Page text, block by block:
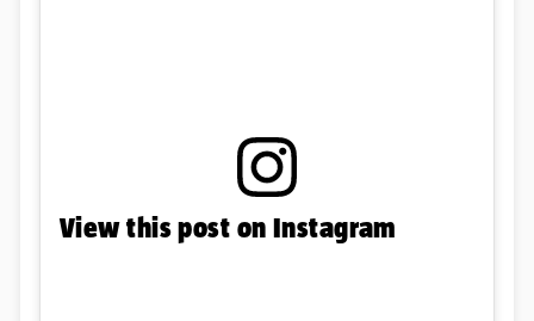
View this post on Instagram